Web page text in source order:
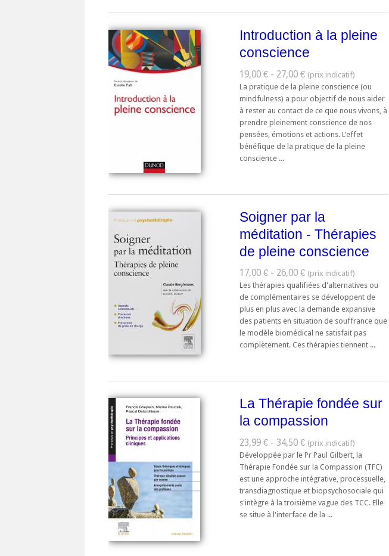
Introduction à la pleine
conscience
19,00 € - 27,00 €
La pratique de la pleine conscience (ou
mindfulness) a pour objectif de nous aider
à rester au contact de ce que nous vivons, à
prendre pleinement conscience de nos
pensées, émotions et actions. L’effet
bénéfique de la pratique de la pleine
conscience ...
Soigner par la
méditation - Thérapies
de pleine conscience
17,00 € - 26,00 €
Les thérapies qualifiées d'alternatives ou
de complémentaires se développent de
plus en plus avec la demande expansive
des patients en situation de souffrance que
le modèle biomédical ne satisfait pas
complètement. Ces thérapies tiennent ...
La Thérapie fondée sur
la compassion
23,99 € - 34,50 €
Développée par le Pr Paul Gilbert, la
Thérapie Fondée sur la Compassion (TFC)
est une approche intégrative, processuelle,
transdiagnostique et biopsychosociale qui
s'intègre à la troisième vague des TCC. Elle
se situe à l'interface de la ...